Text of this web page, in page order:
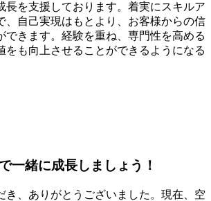
長を支援しております。着実にスキルア
、自己実現はもとより、お客様からの信
できます。経験を重ね、専門性を高める
をも向上させることができるようになる
一緒に成長しましょう！
き、ありがとうございました。現在、空